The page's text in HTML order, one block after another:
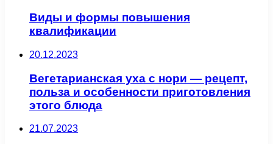
Виды и формы повышения
квалификации
20.12.2023
Вегетарианская уха с нори — рецепт,
польза и особенности приготовления
этого блюда
21.07.2023